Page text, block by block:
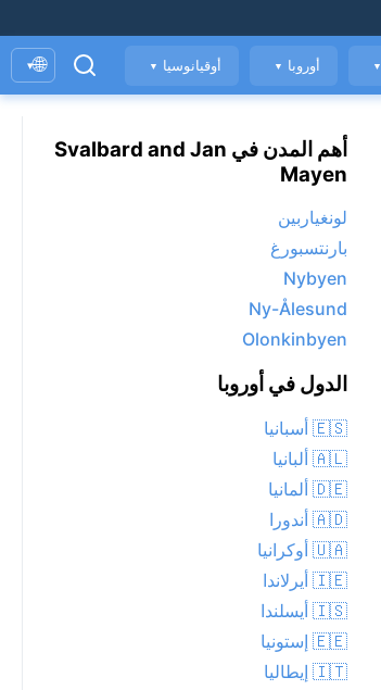
▼ أوروبا ▼ أوقيانوسيا ▼
🌐
▾
أهم المدن في Svalbard and Jan
Mayen
لونغياربين
بارنتسبورغ
Nybyen
Ny-Ålesund
Olonkinbyen
الدول في أوروبا
🇪🇸 أسبانيا
🇦🇱 ألبانيا
🇩🇪 ألمانيا
🇦🇩 أندورا
🇺🇦 أوكرانيا
🇮🇪 أيرلاندا
🇮🇸 أيسلندا
🇪🇪 إستونيا
🇮🇹 إيطاليا